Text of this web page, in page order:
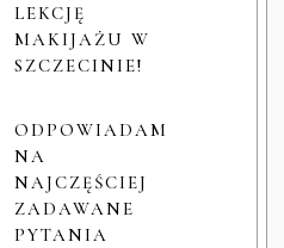
LEKCJĘ
MAKIJAŻU W
SZCZECINIE!
ODPOWIADAM
NA
NAJCZĘŚCIEJ
ZADAWANE
PYTANIA